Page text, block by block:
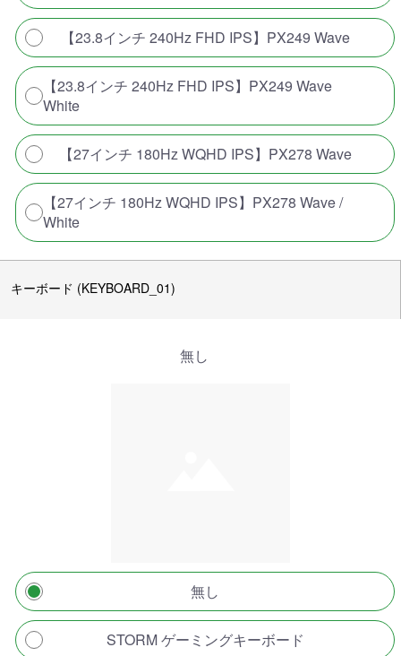
【23.8インチ 240Hz FHD IPS】PX249 Wave
【23.8インチ 240Hz FHD IPS】PX249 Wave
White
【27インチ 180Hz WQHD IPS】PX278 Wave
【27インチ 180Hz WQHD IPS】PX278 Wave /
White
キーボード (KEYBOARD_01)
無し
無し
STORM ゲーミングキーボード